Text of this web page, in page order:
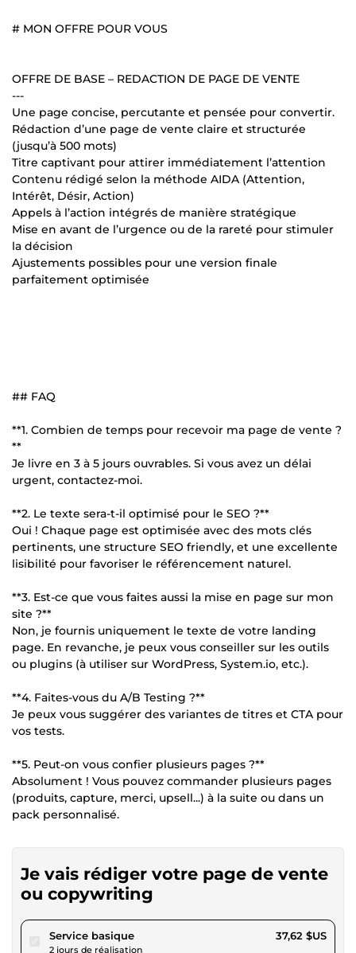
# MON OFFRE POUR VOUS
OFFRE DE BASE – REDACTION DE PAGE DE VENTE
---
Une page concise, percutante et pensée pour convertir.
Rédaction d’une page de vente claire et structurée
(jusqu’à 500 mots)
Titre captivant pour attirer immédiatement l’attention
Contenu rédigé selon la méthode AIDA (Attention,
Intérêt, Désir, Action)
Appels à l’action intégrés de manière stratégique
Mise en avant de l’urgence ou de la rareté pour stimuler
la décision
Ajustements possibles pour une version finale
parfaitement optimisée
## FAQ
**1. Combien de temps pour recevoir ma page de vente ?
**
Je livre en 3 à 5 jours ouvrables. Si vous avez un délai
urgent, contactez-moi.
**2. Le texte sera-t-il optimisé pour le SEO ?**
Oui ! Chaque page est optimisée avec des mots clés
pertinents, une structure SEO friendly, et une excellente
lisibilité pour favoriser le référencement naturel.
**3. Est-ce que vous faites aussi la mise en page sur mon
site ?**
Non, je fournis uniquement le texte de votre landing
page. En revanche, je peux vous conseiller sur les outils
ou plugins (à utiliser sur WordPress, System.io, etc.).
**4. Faites-vous du A/B Testing ?**
Je peux vous suggérer des variantes de titres et CTA pour
vos tests.
**5. Peut-on vous confier plusieurs pages ?**
Absolument ! Vous pouvez commander plusieurs pages
(produits, capture, merci, upsell...) à la suite ou dans un
pack personnalisé.
Je vais rédiger votre page de vente
ou copywriting
Service basiquepour 34,67 $US
2 jours de réalisation
37,62 $US